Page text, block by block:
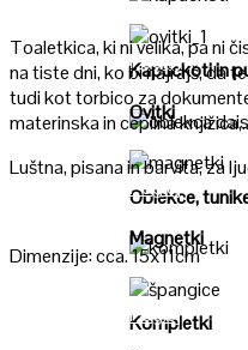
Poglej
Kapuckoti in
Poglej
Oblekce,
Poglej
Kompletki
Poglej
Ovitki
Poglej
Magnetki
Poglej
Toaletkica, ki ni velika, pa ni
na tiste dni, ko bi najrajš, da
tudi kot torbico za
materinska in cepilna
Luštna, pisana in barvita, za
Dimenzije: cca. 15x11cm